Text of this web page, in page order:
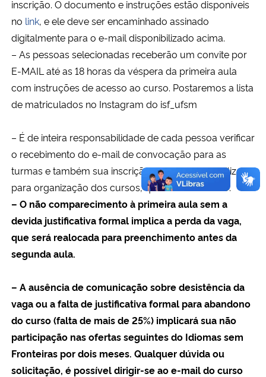
inscrição. O documento e instruções estão disponíveis
no link, e ele deve ser encaminhado assinado
digitalmente para o e-mail disponibilizado acima.
– As pessoas selecionadas receberão um convite por
E-MAIL até as 18 horas da véspera da primeira aula
com instruções de acesso ao curso. Postaremos a lista
de matriculados no Instagram do isf_ufsm
– É de inteira responsabilidade de cada pessoa verificar
o recebimento do e-mail de convocação para as
turmas e também sua inscrição na plataforma utilizada
para organização dos cursos, quando necessário.
– O não comparecimento à primeira aula sem a
devida justificativa formal implica a perda da vaga,
que será realocada para preenchimento antes da
segunda aula.
– A ausência de comunicação sobre desistência da
vaga ou a falta de justificativa formal para abandono
do curso (falta de mais de 25%) implicará sua não
participação nas ofertas seguintes do Idiomas sem
Fronteiras por dois meses. Qualquer dúvida ou
solicitação, é possível dirigir-se ao e-mail do curso